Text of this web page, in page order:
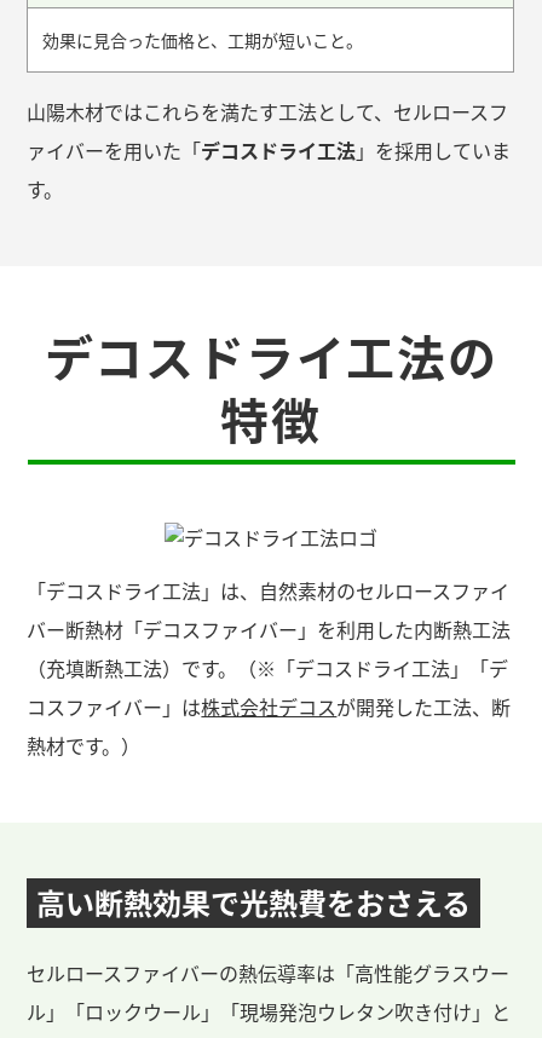
効果に見合った価格と、工期が短いこと。
山陽木材ではこれらを満たす工法として、セルロースフ
ァイバーを用いた「デコスドライ工法」を採用していま
す。
デコスドライ工法の
特徴
「デコスドライ工法」は、自然素材のセルロースファイ
バー断熱材「デコスファイバー」を利用した内断熱工法
（充填断熱工法）です。（※「デコスドライ工法」「デ
コスファイバー」は株式会社デコスが開発した工法、断
熱材です。）
高い断熱効果で光熱費をおさえる
セルロースファイバーの熱伝導率は「高性能グラスウー
ル」「ロックウール」「現場発泡ウレタン吹き付け」と